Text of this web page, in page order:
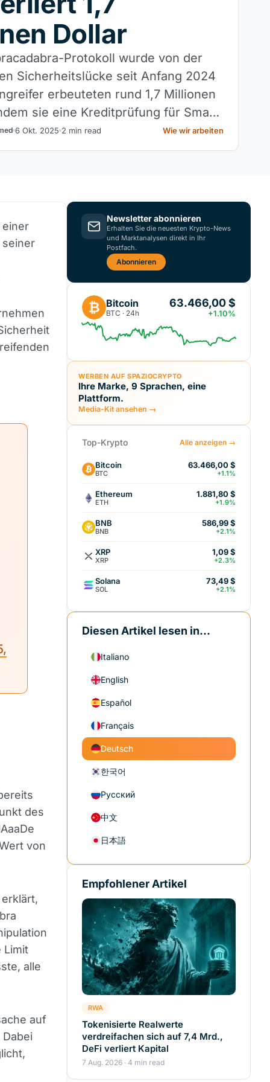
Dollar
Protokoll wurde von der
Sicherheitslücke seit Anfang 2024
erbeuteten rund 1,7 Millionen
sie eine Kreditprüfung für Smart
6 Okt. 2025 2 min read Wie wir arbeiten
einer
seiner
des
von
Limit
alle
auf
Newsletter abonnieren
Erhalten Sie die neuesten Krypto-News
und Marktanalysen direkt in Ihr
Postfach.
Abonnieren
₿ Bitcoin
BTC · 24h
63.466,00 $
+1.10%
WERBEN AUF SPAZIOCRYPTO
Ihre Marke, 9 Sprachen, eine
Plattform.
Media-Kit ansehen →
Top-Krypto Alle anzeigen →
Bitcoin
BTC
63.466,00 $
+1.1%
Ethereum
ETH
1.881,80 $
+1.9%
BNB
BNB
586,99 $
+2.1%
XRP
XRP
1,09 $
+2.3%
Solana
SOL
73,49 $
+2.1%
Diesen Artikel lesen in...
Italiano
English
Español
Français
Deutsch
한국어
Русский
中文
日本語
Empfohlener Artikel
RWA
Tokenisierte Realwerte
verdreifachen sich auf 7,4 Mrd.,
DeFi verliert Kapital
7 Aug. 2026 · 4 min read